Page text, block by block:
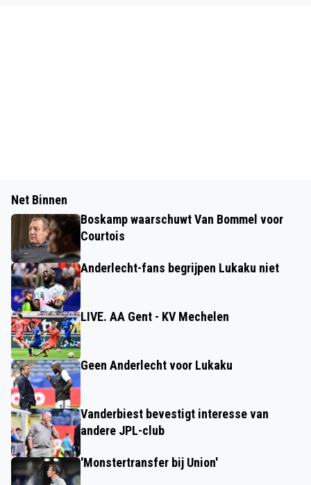
Net Binnen
Boskamp waarschuwt Van Bommel voor
Courtois
Anderlecht-fans begrijpen Lukaku niet
LIVE. AA Gent - KV Mechelen
Geen Anderlecht voor Lukaku
Vanderbiest bevestigt interesse van
andere JPL-club
'Monstertransfer bij Union'